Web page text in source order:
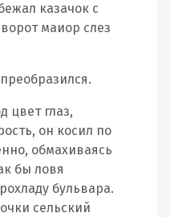
казачок с
маиор слез
цвет глаз,
он косил по
обмахиваясь
бы ловя
бульвара.
сельский